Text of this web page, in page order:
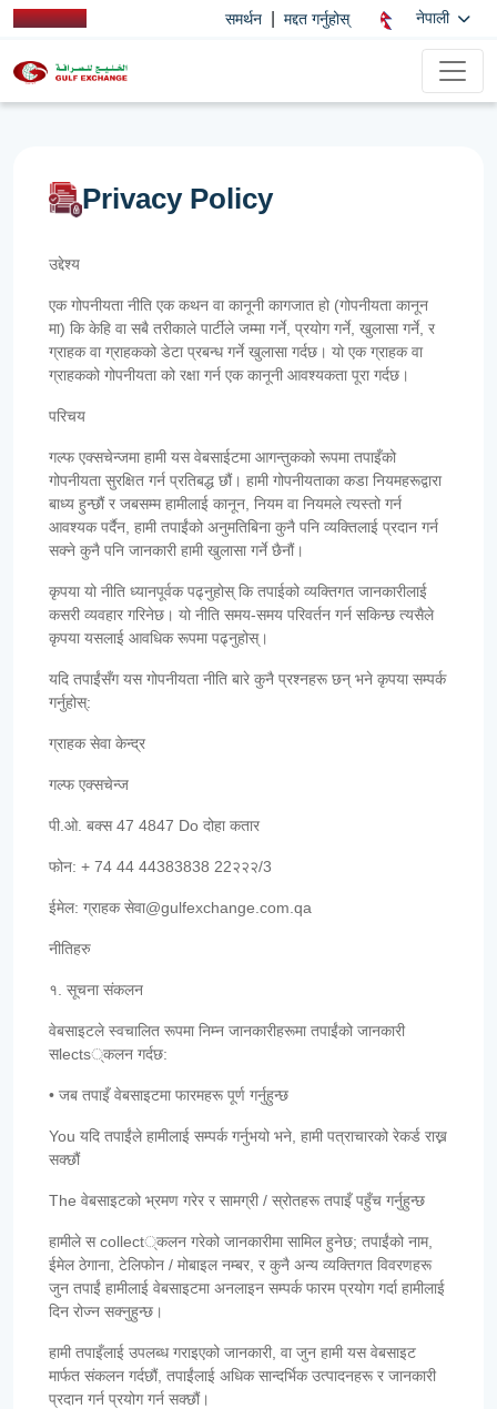
समर्थन मद्दत गर्नुहोस् नेपाली
Privacy Policy
उद्देश्य
एक गोपनीयता नीति एक कथन वा कानूनी कागजात हो (गोपनीयता कानून
मा) कि केहि वा सबै तरीकाले पार्टीले जम्मा गर्ने, प्रयोग गर्ने, खुलासा गर्ने, र
ग्राहक वा ग्राहकको डेटा प्रबन्ध गर्ने खुलासा गर्दछ। यो एक ग्राहक वा
ग्राहकको गोपनीयता को रक्षा गर्न एक कानूनी आवश्यकता पूरा गर्दछ।
परिचय
गल्फ एक्सचेन्जमा हामी यस वेबसाईटमा आगन्तुकको रूपमा तपाइँको
गोपनीयता सुरक्षित गर्न प्रतिबद्ध छौं। हामी गोपनीयताका कडा नियमहरूद्वारा
बाध्य हुन्छौं र जबसम्म हामीलाई कानून, नियम वा नियमले त्यस्तो गर्न
आवश्यक पर्दैन, हामी तपाईंको अनुमतिबिना कुनै पनि व्यक्तिलाई प्रदान गर्न
सक्ने कुनै पनि जानकारी हामी खुलासा गर्ने छैनौं।
कृपया यो नीति ध्यानपूर्वक पढ्नुहोस् कि तपाईको व्यक्तिगत जानकारीलाई
कसरी व्यवहार गरिनेछ। यो नीति समय-समय परिवर्तन गर्न सकिन्छ त्यसैले
कृपया यसलाई आवधिक रूपमा पढ्नुहोस्।
यदि तपाईंसँग यस गोपनीयता नीति बारे कुनै प्रश्नहरू छन् भने कृपया सम्पर्क
गर्नुहोस्:
ग्राहक सेवा केन्द्र
गल्फ एक्सचेन्ज
पी.ओ. बक्स 47 4847 Do दोहा कतार
फोन: + 74 44 44383838 22२२२/3
ईमेल: ग्राहक सेवा@gulfexchange.com.qa
नीतिहरु
१. सूचना संकलन
वेबसाइटले स्वचालित रूपमा निम्न जानकारीहरूमा तपाईंको जानकारी
सlects्कलन गर्दछ:
• जब तपाइँ वेबसाइटमा फारमहरू पूर्ण गर्नुहुन्छ
You यदि तपाईंले हामीलाई सम्पर्क गर्नुभयो भने, हामी पत्राचारको रेकर्ड राख्न
सक्छौं
The वेबसाइटको भ्रमण गरेर र सामग्री / स्रोतहरू तपाइँ पहुँच गर्नुहुन्छ
हामीले स collect्कलन गरेको जानकारीमा सामिल हुनेछ; तपाईंको नाम,
ईमेल ठेगाना, टेलिफोन / मोबाइल नम्बर, र कुनै अन्य व्यक्तिगत विवरणहरू
जुन तपाईं हामीलाई वेबसाइटमा अनलाइन सम्पर्क फारम प्रयोग गर्दा हामीलाई
दिन रोज्न सक्नुहुन्छ।
हामी तपाइँलाई उपलब्ध गराइएको जानकारी, वा जुन हामी यस वेबसाइट
मार्फत संकलन गर्दछौं, तपाईंलाई अधिक सान्दर्भिक उत्पादनहरू र जानकारी
प्रदान गर्न प्रयोग गर्न सक्छौं।